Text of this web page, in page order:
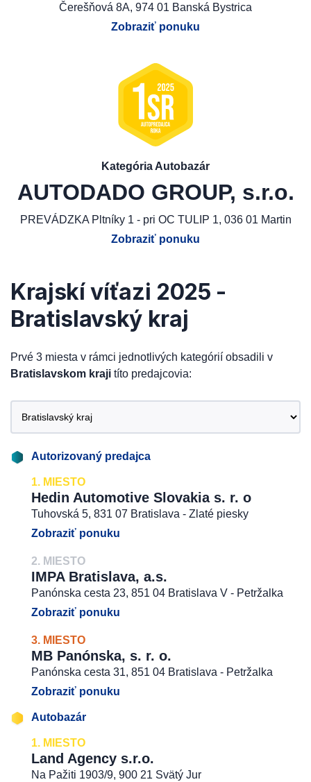
Čerešňová 8A, 974 01 Banská Bystrica
Zobraziť ponuku
Kategória Autobazár
AUTODADO GROUP, s.r.o.
PREVÁDZKA Pltníky 1 - pri OC TULIP 1, 036 01 Martin
Zobraziť ponuku
Krajskí víťazi 2025 -
Bratislavský kraj
Prvé 3 miesta v rámci jednotlivých kategórií obsadili v
Bratislavskom kraji títo predajcovia:
Autorizovaný predajca
1. MIESTO
Hedin Automotive Slovakia s. r. o
Tuhovská 5, 831 07 Bratislava - Zlaté piesky
Zobraziť ponuku
2. MIESTO
IMPA Bratislava, a.s.
Panónska cesta 23, 851 04 Bratislava V - Petržalka
Zobraziť ponuku
3. MIESTO
MB Panónska, s. r. o.
Panónska cesta 31, 851 04 Bratislava - Petržalka
Zobraziť ponuku
Autobazár
1. MIESTO
Land Agency s.r.o.
Na Pažiti 1903/9, 900 21 Svätý Jur